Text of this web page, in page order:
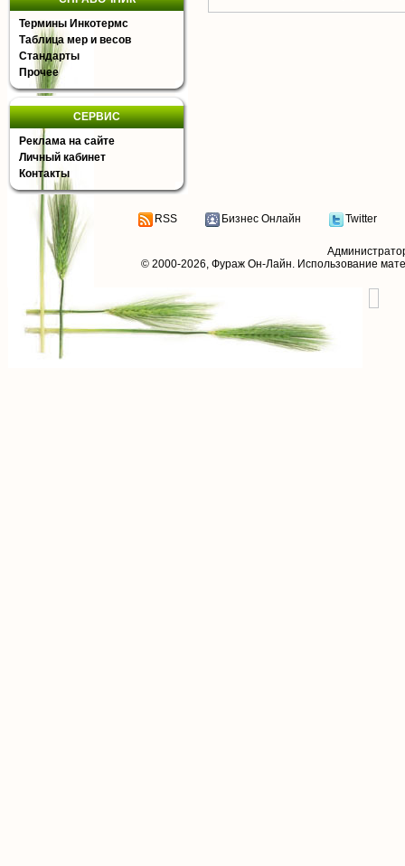
Термины Инкотермс
Таблица мер и весов
Стандарты
Прочее
СЕРВИС
Реклама на сайте
Личный кабинет
Контакты
RSS Бизнес Онлайн Twitter
© 2000-2026, Фураж Он-Лайн. Использование